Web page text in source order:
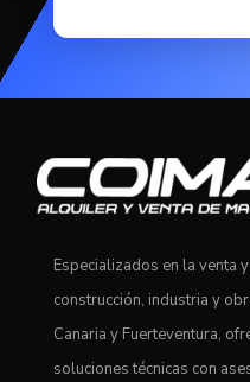
Especializados en la venta
construcción, industria y
Canaria y Fuerteventura,
soluciones técnicas con